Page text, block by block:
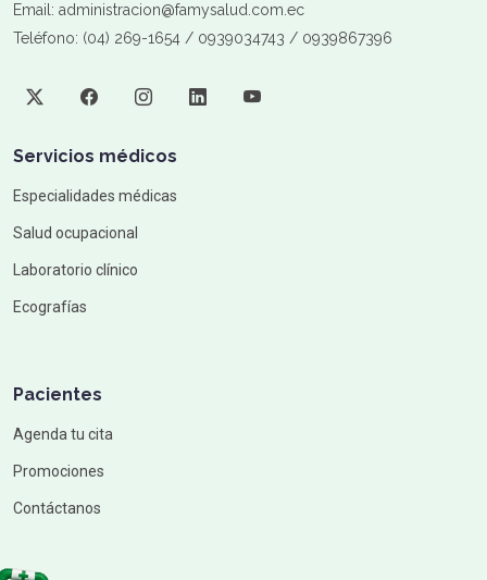
Email: administracion@famysalud.com.ec
Teléfono: (04) 269-1654 / 0939034743 / 0939867396
Servicios médicos
Especialidades médicas
Salud ocupacional
Laboratorio clínico
Ecografías
Pacientes
Agenda tu cita
Promociones
Contáctanos